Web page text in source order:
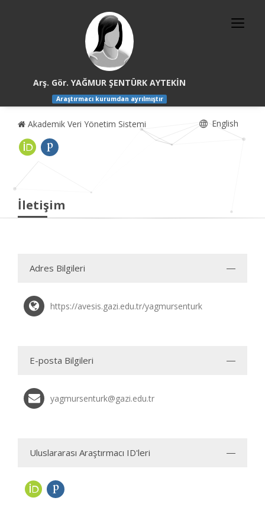
Arş. Gör. YAĞMUR ŞENTÜRK AYTEKİN
Araştırmacı kurumdan ayrılmıştır
Akademik Veri Yönetim Sistemi English
İletişim
Adres Bilgileri
https://avesis.gazi.edu.tr/yagmursenturk
E-posta Bilgileri
yagmursenturk@gazi.edu.tr
Uluslararası Araştırmacı ID'leri